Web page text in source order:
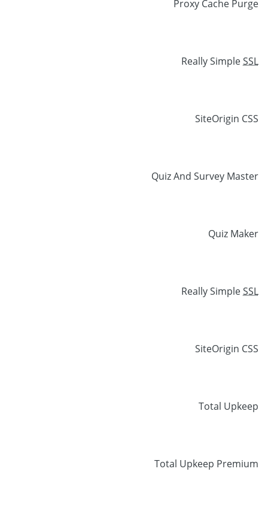
Proxy Cache Purge
Really SimpleSSL
SiteOrigin CSS
Quiz And Survey Master
Quiz Maker
Really SimpleSSL
SiteOrigin CSS
Total Upkeep
Total Upkeep Premium